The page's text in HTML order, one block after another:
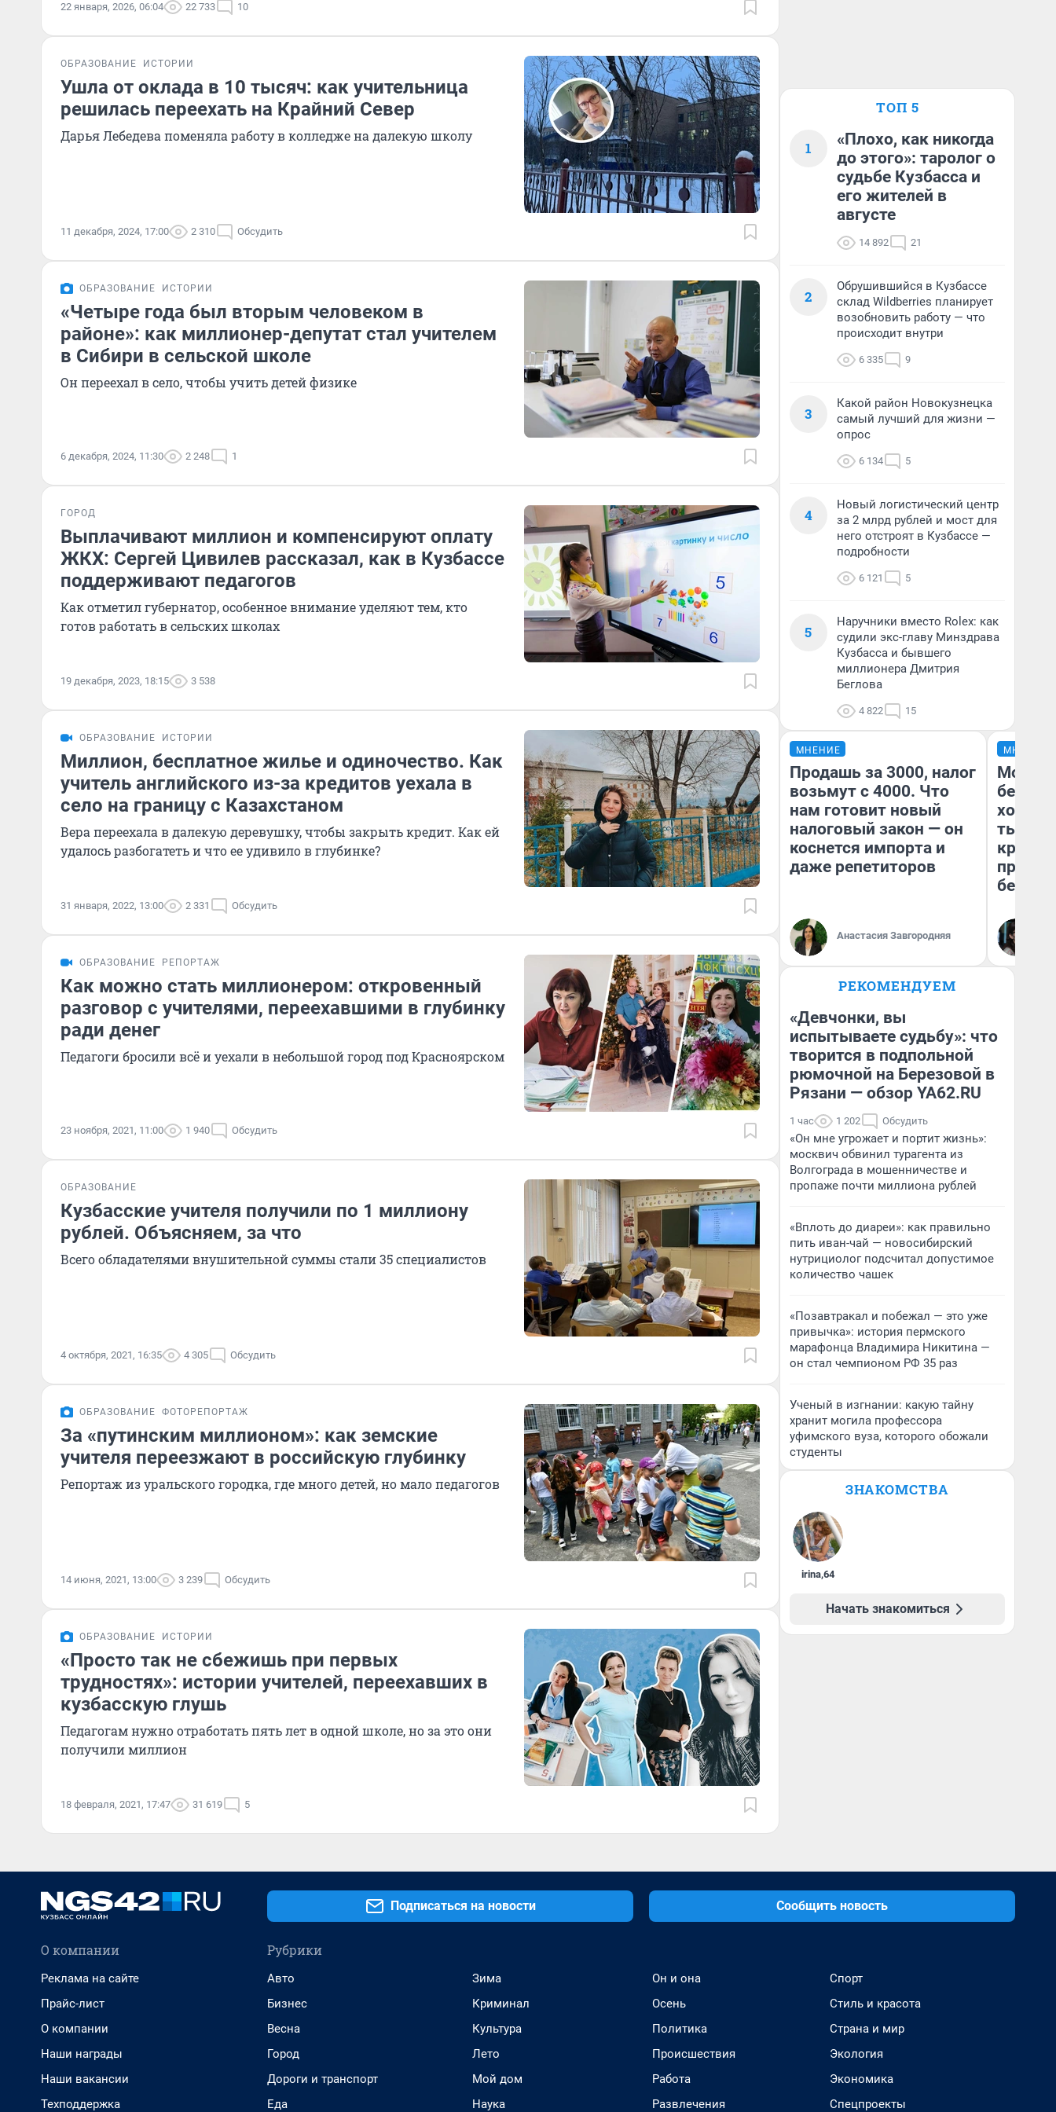
22 января, 2026, 06:04 22 733 10
ОБРАЗОВАНИЕ ИСТОРИИ
Ушла от оклада в 10 тысяч: как учительница
решилась переехать на Крайний Север
Дарья Лебедева поменяла работу в колледже на далекую школу
11 декабря, 2024, 17:00 2 310 Обсудить
ОБРАЗОВАНИЕ ИСТОРИИ
«Четыре года был вторым человеком в
районе»: как миллионер-депутат стал учителем
в Сибири в сельской школе
Он переехал в село, чтобы учить детей физике
6 декабря, 2024, 11:30 2 248 1
ГОРОД
Выплачивают миллион и компенсируют оплату
ЖКХ: Сергей Цивилев рассказал, как в Кузбассе
поддерживают педагогов
Как отметил губернатор, особенное внимание уделяют тем, кто
готов работать в сельских школах
19 декабря, 2023, 18:15 3 538
ОБРАЗОВАНИЕ ИСТОРИИ
Миллион, бесплатное жилье и одиночество. Как
учитель английского из-за кредитов уехала в
село на границу с Казахстаном
Вера переехала в далекую деревушку, чтобы закрыть кредит. Как ей
удалось разбогатеть и что ее удивило в глубинке?
31 января, 2022, 13:00 2 331 Обсудить
ОБРАЗОВАНИЕ РЕПОРТАЖ
Как можно стать миллионером: откровенный
разговор с учителями, переехавшими в глубинку
ради денег
Педагоги бросили всё и уехали в небольшой город под Красноярском
23 ноября, 2021, 11:00 1 940 Обсудить
ОБРАЗОВАНИЕ
Кузбасские учителя получили по 1 миллиону
рублей. Объясняем, за что
Всего обладателями внушительной суммы стали 35 специалистов
4 октября, 2021, 16:35 4 305 Обсудить
ОБРАЗОВАНИЕ ФОТОРЕПОРТАЖ
За «путинским миллионом»: как земские
учителя переезжают в российскую глубинку
Репортаж из уральского городка, где много детей, но мало педагогов
14 июня, 2021, 13:00 3 239 Обсудить
ОБРАЗОВАНИЕ ИСТОРИИ
«Просто так не сбежишь при первых
трудностях»: истории учителей, переехавших в
кузбасскую глушь
Педагогам нужно отработать пять лет в одной школе, но за это они
получили миллион
18 февраля, 2021, 17:47 31 619 5
ТОП 5
1
«Плохо, как никогда
до этого»: таролог о
судьбе Кузбасса и
его жителей в
августе
14 892 21
2
Обрушившийся в Кузбассе
склад Wildberries планирует
возобновить работу — что
происходит внутри
6 335 9
3
Какой район Новокузнецка
самый лучший для жизни —
опрос
6 134 5
4
Новый логистический центр
за 2 млрд рублей и мост для
него отстроят в Кузбассе —
подробности
6 121 5
5
Наручники вместо Rolex: как
судили экс-главу Минздрава
Кузбасса и бывшего
миллионера Дмитрия
Беглова
4 822 15
МНЕНИЕ
Продашь за 3000, налог
возьмут с 4000. Что
нам готовит новый
налоговый закон — он
коснется импорта и
даже репетиторов
Анастасия Завгородняя
МНЕНИЕ
Мой
хотела
тысяч,
РЕКОМЕНДУЕМ
«Девчонки, вы
испытываете судьбу»: что
творится в подпольной
рюмочной на Березовой в
Рязани — обзор YA62.RU
1 час 1 202 Обсудить
«Он мне угрожает и портит жизнь»:
москвич обвинил турагента из
Волгограда в мошенничестве и
пропаже почти миллиона рублей
«Вплоть до диареи»: как правильно
пить иван-чай — новосибирский
нутрициолог подсчитал допустимое
количество чашек
«Позавтракал и побежал — это уже
привычка»: история пермского
марафонца Владимира Никитина —
он стал чемпионом РФ 35 раз
Ученый в изгнании: какую тайну
хранит могила профессора
уфимского вуза, которого обожали
студенты
ЗНАКОМСТВА
irina,64
Начать знакомиться
Подписаться на новости Сообщить новость
О компании
Реклама на сайте
Прайс-лист
О компании
Наши награды
Наши вакансии
Техподдержка
Рубрики
Авто
Бизнес
Весна
Город
Дороги и транспорт
Еда
Зима
Криминал
Культура
Лето
Мой дом
Наука
Он и она
Осень
Политика
Происшествия
Работа
Развлечения
Спорт
Стиль и красота
Страна и мир
Экология
Экономика
Спецпроекты